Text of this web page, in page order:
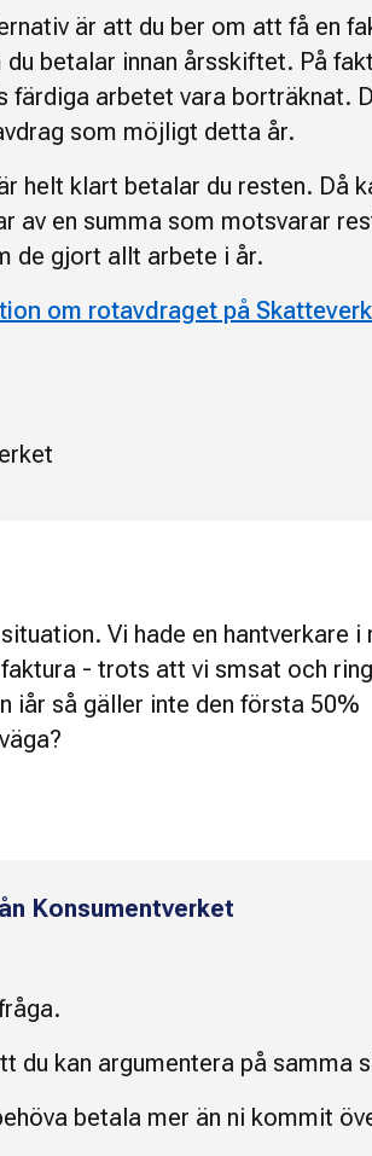
är att du ber om att få en
betalar innan årsskiftet. På
färdiga arbetet vara borträknat.
som möjligt detta år.
helt klart betalar du resten. Då
av en summa som motsvarar
de gjort allt arbete i år.
om rotavdraget på
Vi hade en hantverkare i
- trots att vi smsat och
iår så gäller inte den första 50%
Konsumentverket
du kan argumentera på samma
betala mer än ni kommit